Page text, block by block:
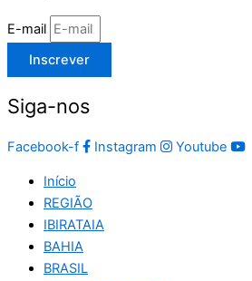
E-mail
Inscrever
Siga-nos
Facebook-f Instagram Youtube
Início
REGIÃO
IBIRATAIA
BAHIA
BRASIL